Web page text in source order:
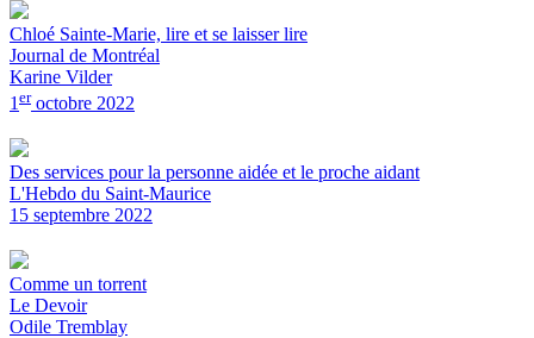
Chloé Sainte-Marie, lire et se laisser lire
Journal de Montréal
Karine Vilder
1 eroctobre 2022
Des services pour la personne aidée et le proche aidant
L'Hebdo du Saint-Maurice
15 septembre 2022
Comme un torrent
Le Devoir
Odile Tremblay